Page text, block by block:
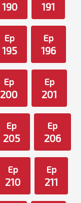
190 191
Ep
195
Ep
196
Ep
200
Ep
201
Ep
205
Ep
206
Ep
210
Ep
211